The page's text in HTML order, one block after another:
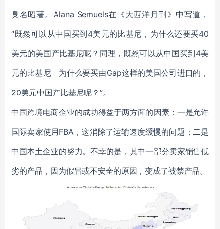
臭名昭著。Alana Semuels在《大西洋月刊》中写道，
“既然可以从中国买到4美元的比基尼，为什么还要买40
美元的美国产比基尼呢？同理，既然可以从中国买到4美
元的比基尼，为什么要买由Gap这样的美国公司进口的，
20美元中国产比基尼呢？”。
中国跨境电商企业的成功得益于两方面的因素：一是允许
国际卖家使用FBA，这消除了运输速度缓慢的问题；二是
中国本土企业的努力。不幸的是，其中一部分卖家销售低
劣的产品，因为假冒或不安全的原因，变成了被禁产品。